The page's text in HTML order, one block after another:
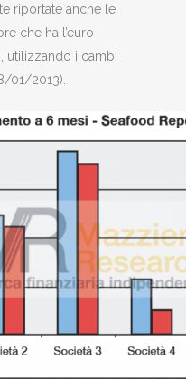
riportate anche le
che ha l’euro
utilizzando i cambi
01/2013).